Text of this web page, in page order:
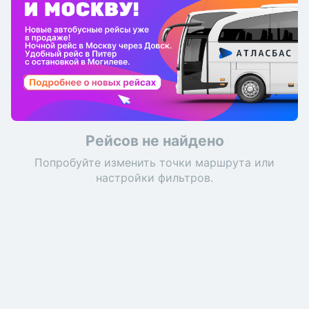
Рейсов не найдено
Попробуйте изменить точки маршрута или
настройки фильтров.